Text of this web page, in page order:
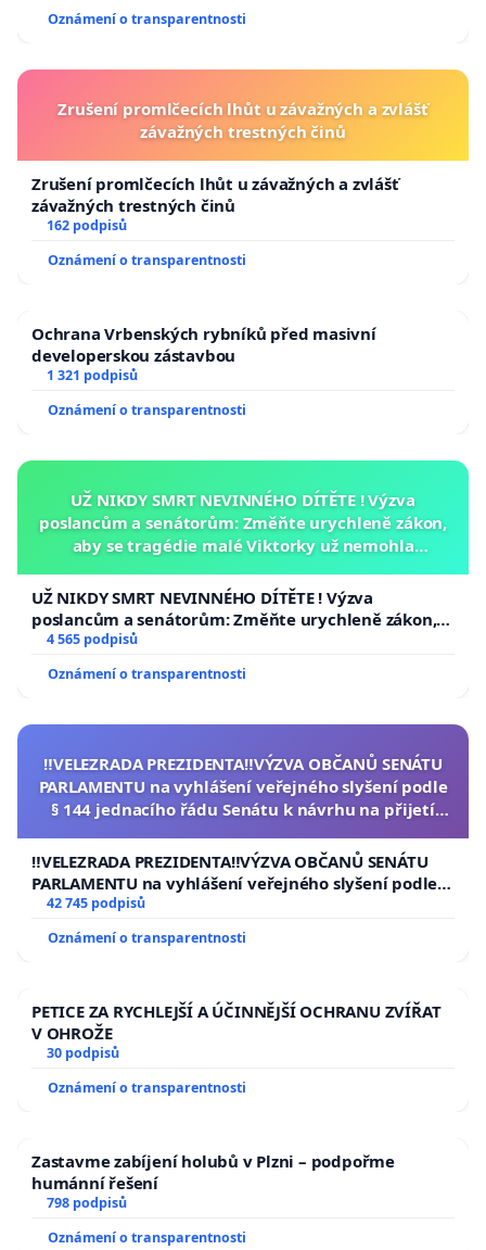
Oznámení o transparentnosti
Zrušení promlčecích lhůt u závažných a zvlášť
závažných trestných činů
Zrušení promlčecích lhůt u závažných a zvlášť
závažných trestných činů
162 podpisů
Oznámení o transparentnosti
Ochrana Vrbenských rybníků před masivní
developerskou zástavbou
1 321 podpisů
Oznámení o transparentnosti
UŽ NIKDY SMRT NEVINNÉHO DÍTĚTE ! Výzva
poslancům a senátorům: Změňte urychleně zákon,
aby se tragédie malé Viktorky už nemohla
UŽ NIKDY SMRT NEVINNÉHO DÍTĚTE ! Výzva
poslancům a senátorům: Změňte urychleně zákon,
aby se tragédie malé Viktorky už nemohla opakovat!
4 565 podpisů
Oznámení o transparentnosti
‼️VELEZRADA PREZIDENTA‼️VÝZVA OBČANŮ SENÁTU
PARLAMENTU na vyhlášení veřejného slyšení podle
§ 144 jednacího řádu Senátu k návrhu na přijetí
republiky
‼️VELEZRADA PREZIDENTA‼️VÝZVA OBČANŮ SENÁTU
PARLAMENTU na vyhlášení veřejného slyšení podle §
144 jednacího řádu Senátu k návrhu na přijetí
usnesení k podání ústavní žaloby na prezidenta
republiky
42 745 podpisů
Oznámení o transparentnosti
PETICE ZA RYCHLEJŠÍ A ÚČINNĚJŠÍ OCHRANU ZVÍŘAT
V OHROŽE
30 podpisů
Oznámení o transparentnosti
Zastavme zabíjení holubů v Plzni – podpořme
humánní řešení
798 podpisů
Oznámení o transparentnosti